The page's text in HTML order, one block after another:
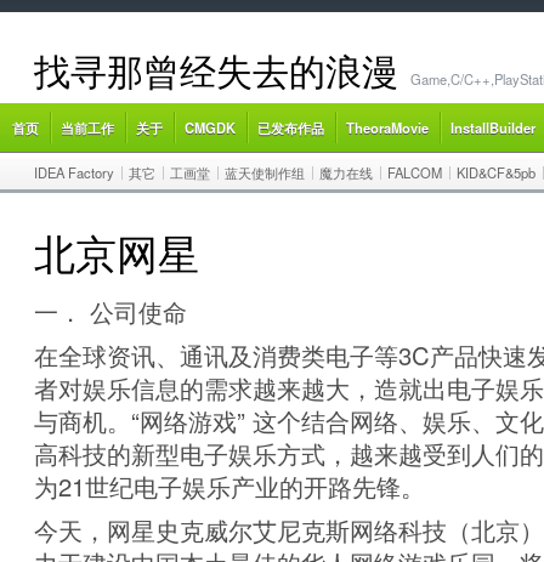
找寻那曾经失去的浪漫 Game,C/
首页 当前工作 关于 CMGDK 已发布作品 TheoraMovie InstallBuilder
IDEA Factory 其它 工画堂 蓝天使制作组 魔力在线 FALCOM KID&CF&5pb
北京网星
一． 公司使命
在全球资讯、通讯及消费类电子等3C产品快速
者对娱乐信息的需求越来越大，造就出电子娱
与商机。“网络游戏” 这个结合网络、娱乐、文
高科技的新型电子娱乐方式，越来越受到人们
为21世纪电子娱乐产业的开路先锋。
今天，网星史克威尔艾尼克斯网络科技（北京